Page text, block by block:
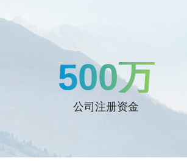
500万
公司注册资金